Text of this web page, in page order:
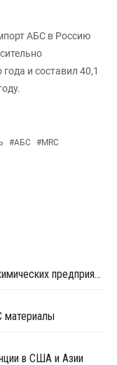
АБС в Россию
и составил 40,1
#АБС #MRC
В США выросло количество закрытых химических предприятий
материалы
в США и Азии